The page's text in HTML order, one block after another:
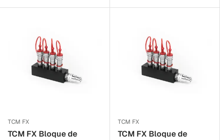
TCM FX
TCM FX Bloque de
TCM FX
TCM FX Bloque de